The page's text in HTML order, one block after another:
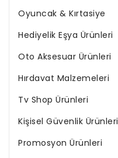
Oyuncak & Kırtasiye
Hediyelik Eşya Ürünleri
Oto Aksesuar Ürünleri
Hırdavat Malzemeleri
Tv Shop Ürünleri
Kişisel Güvenlik Ürünleri
Promosyon Ürünleri